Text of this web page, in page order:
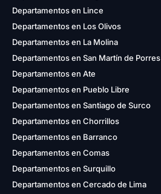
Departamentos en Lince
Departamentos en Los Olivos
Departamentos en La Molina
Departamentos en San Martín de Porres
Departamentos en Ate
Departamentos en Pueblo Libre
Departamentos en Santiago de Surco
Departamentos en Chorrillos
Departamentos en Barranco
Departamentos en Comas
Departamentos en Surquillo
Departamentos en Cercado de Lima